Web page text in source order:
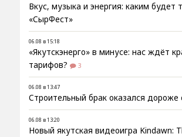
Вкус, музыка и энергия: каким будет
«СырФест»
06.08 в 15:18
«Якутскэнерго» в минусе: нас ждёт
тарифов?
3
06.08 в 13:47
Строительный брак оказался дороже
06.08 в 13:20
Новый якутская видеоигра Kindawn: